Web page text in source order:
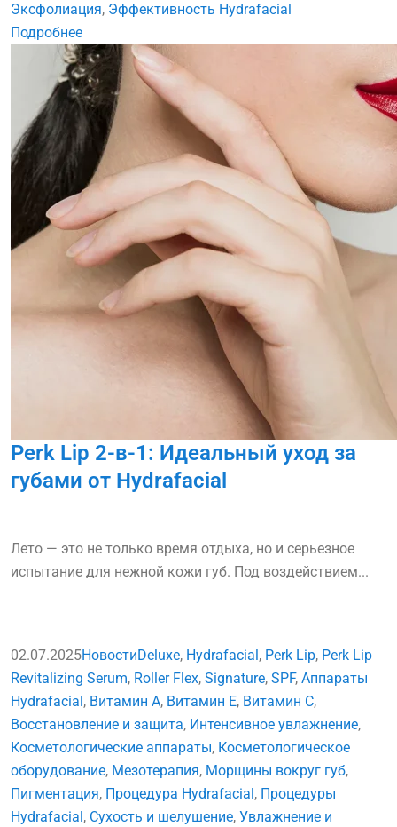
Эксфолиация, Эффективность Hydrafacial
Подробнее
Perk Lip 2-в-1: Идеальный уход за
губами от Hydrafacial
Лето — это не только время отдыха, но и серьезное
испытание для нежной кожи губ. Под воздействием...
02.07.2025НовостиDeluxe, Hydrafacial , Perk Lip, Perk Lip
Revitalizing Serum, Roller Flex, Signature, SPF, Аппараты
Hydrafacial , Витамин A, Витамин E, Витамин С,
Восстановление и защита, Интенсивное увлажнение,
Косметологические аппараты, Косметологическое
оборудование, Мезотерапия, Морщины вокруг губ,
Пигментация, Процедура Hydrafacial , Процедуры
Hydrafacial , Сухость и шелушение, Увлажнение и